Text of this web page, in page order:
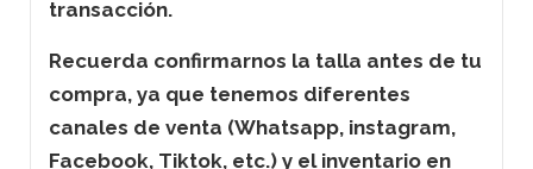
transacción.
Recuerda confirmarnos la talla antes de tu
compra, ya que tenemos diferentes
canales de venta (Whatsapp, instagram,
Facebook, Tiktok, etc.) y el inventario en